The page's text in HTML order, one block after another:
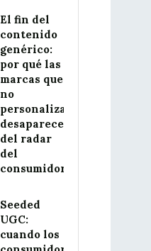
El fin del
contenido
genérico:
por qué las
marcas que
no
personalizan
desaparecerán
del radar
del
consumidor
Seeded
UGC:
cuando los